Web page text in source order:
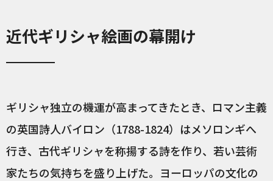
近代ギリシャ絵画の幕開け
ギリシャ独立の機運が高まってきたとき、ロマン主義
の英国詩人バイロン（1788-1824）はメソロンギへ
行き、古代ギリシャを称揚する詩を作り、若い芸術
家たちの気持ちを盛り上げた。ヨーロッパの文化の